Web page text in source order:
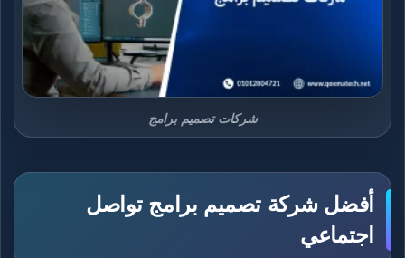
شركات تصميم برامج
أفضل شركة تصميم برامج تواصل
اجتماعي